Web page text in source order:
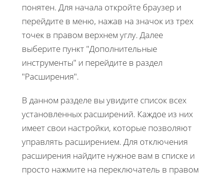
понятен. Для начала откройте браузер и
перейдите в меню, нажав на значок из трех
точек в правом верхнем углу. Далее
выберите пункт "Дополнительные
инструменты" и перейдите в раздел
"Расширения".
В данном разделе вы увидите список всех
установленных расширений. Каждое из них
имеет свои настройки, которые позволяют
управлять расширением. Для отключения
расширения найдите нужное вам в списке и
просто нажмите на переключатель в правом